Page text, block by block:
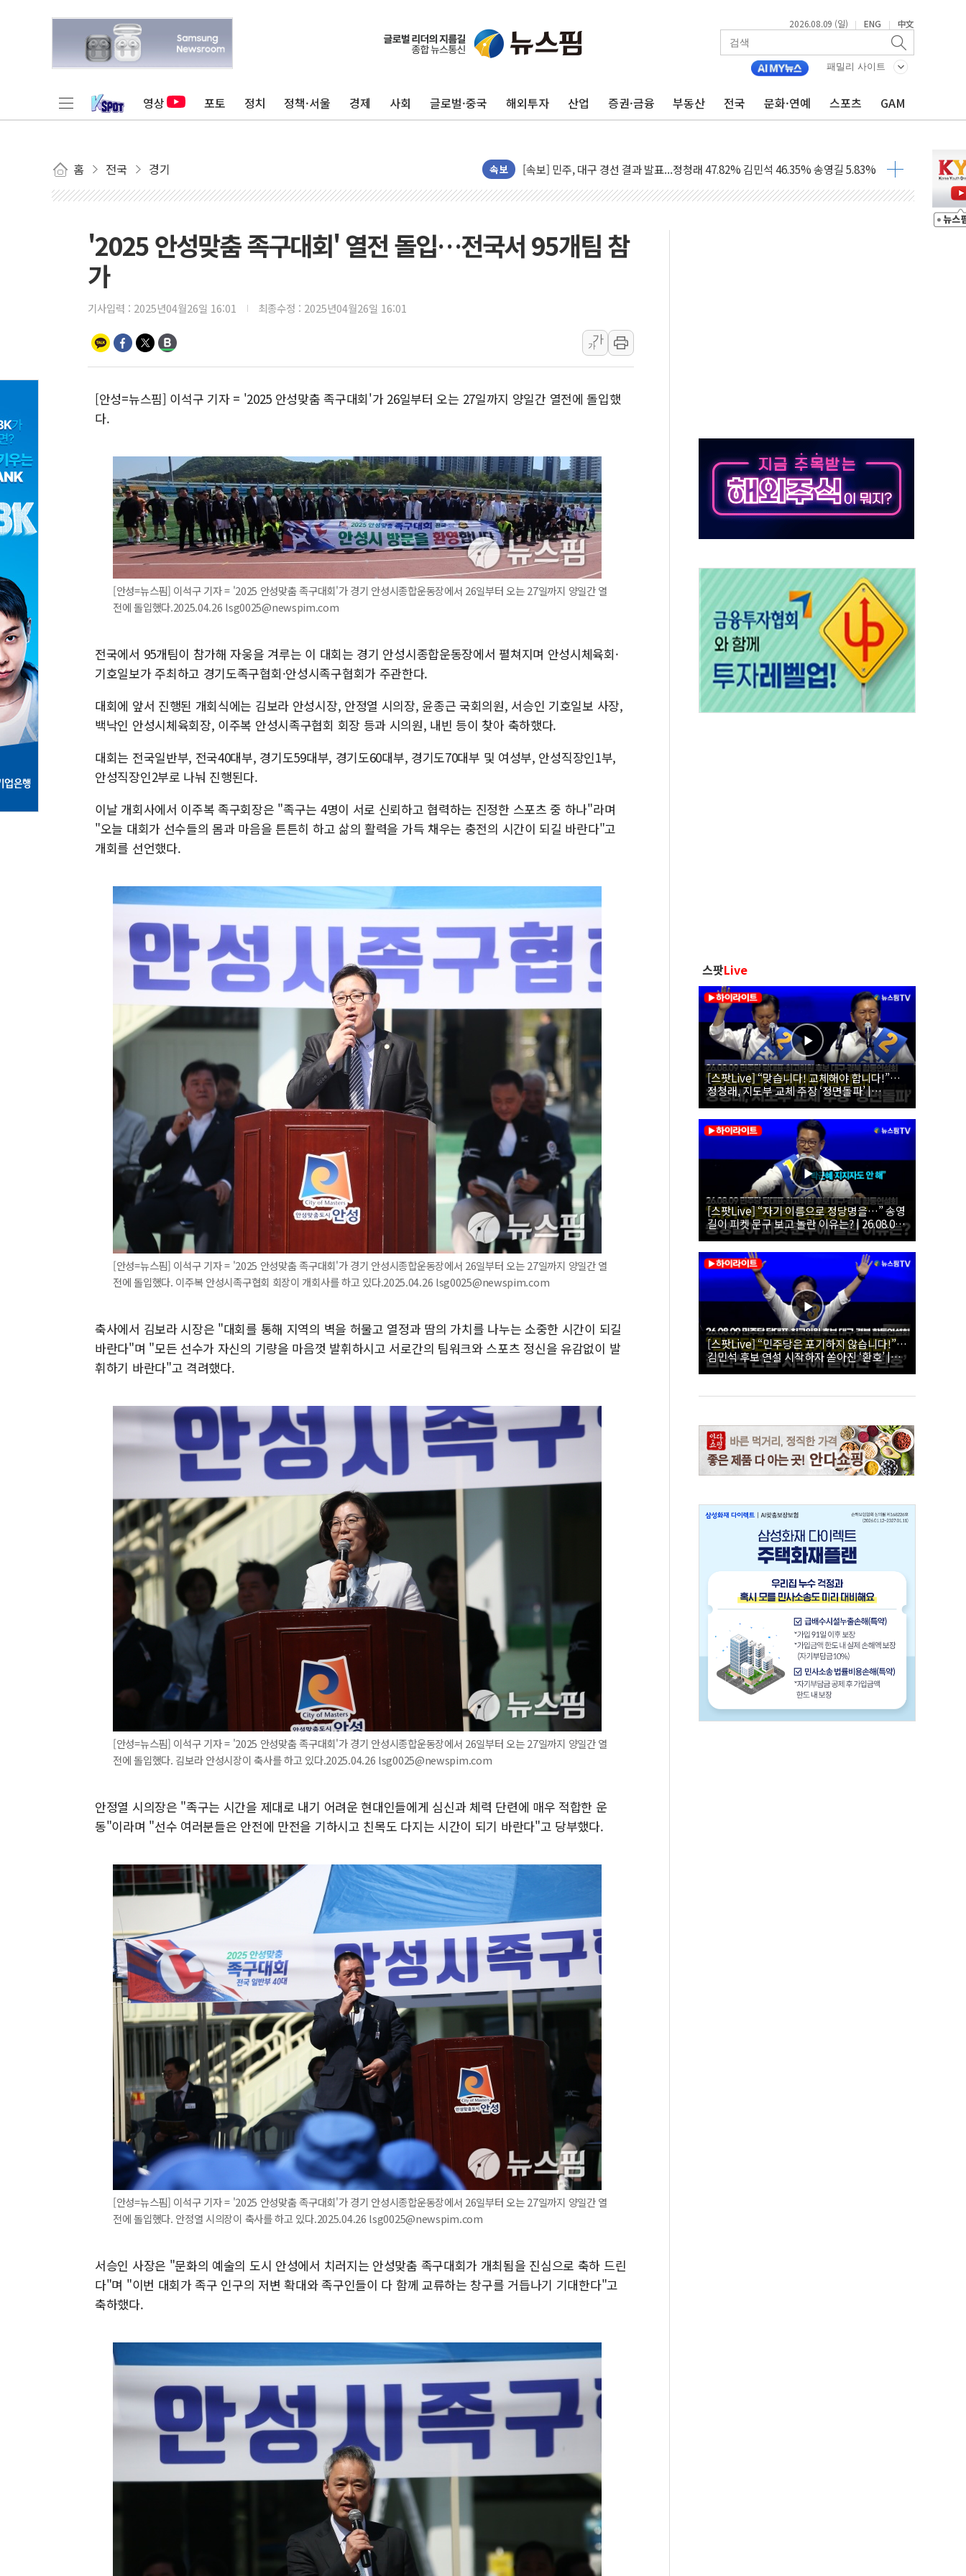
2026.08.09 (일) | ENG | 中文
패밀리 사이트
영상 포토 정치 정책·서울 경제 사회 글로벌·중국 해외투자 산업 증권·금융 부동산 전국 문화·연예 스포츠 GAM
홈 전국 경기 속보
[속보] 민주, 강원·대구·경북 경선 결과...김민석 48.54% 정청래 44.40%
[속보] 민주, 경북 경선 결과 발표...김민석 47.37% 정청래 45.71% 송영길 6.92%
[속보] 민주, 강원 경선 결과 발표...김민석 50.30% 정청래 41.94% 송영길 7.76%
정재헌 CEO, SKT 장기고객 400명 맞이…"마음 잇는 시간 되길"
하나금융, 명동 소상공인에 '행복상자' 전달
인천시 광복절 현수막 '태극기 거꾸로' 논란…이틀만에 철거
'호우·산사태 주의보' 울진 시간당 30mm 강한 비...호우 피해 없어
여야, 황희 '버스 하우스' 공방…野 "청년 우롱 기괴" vs 與 "송구한 해프닝"
현대그린푸드 '텍사스로드하우스' 잠실점, 직장인 핫플레이스로 부상
"AI가 먼저 알아채고 고친다"…LG유플러스, AI 홈네트워크 구현 첫발
삼성전자, 美국립연구소와 영하 30도 극저온 난방기술 개발한다
'2025 안성맞춤 족구대회' 열전 돌입…전국서 95개팀 참
가
기사입력 : 2025년04월26일 16:01 최종수정 : 2025년04월26일 16:01
가
가
[안성=뉴스핌] 이석구 기자 = '2025 안성맞춤 족구대회'가 26일부터 오는 27일까지 양일간 열전에 돌입했
다.
[안성=뉴스핌] 이석구 기자 = '2025 안성맞춤 족구대회'가 경기 안성시종합운동장에서 26일부터 오는 27일까지 양일간 열
전에 돌입했다.2025.04.26 lsg0025@newspim.com
전국에서 95개팀이 참가해 자웅을 겨루는 이 대회는 경기 안성시종합운동장에서 펼쳐지며 안성시체육회·
기호일보가 주최하고 경기도족구협회·안성시족구협회가 주관한다.
대회에 앞서 진행된 개회식에는 김보라 안성시장, 안정열 시의장, 윤종근 국회의원, 서승인 기호일보 사장,
백낙인 안성시체육회장, 이주복 안성시족구협회 회장 등과 시의원, 내빈 등이 찾아 축하했다.
대회는 전국일반부, 전국40대부, 경기도59대부, 경기도60대부, 경기도70대부 및 여성부, 안성직장인1부,
안성직장인2부로 나눠 진행된다.
이날 개회사에서 이주복 족구회장은 "족구는 4명이 서로 신뢰하고 협력하는 진정한 스포츠 중 하나"라며
"오늘 대회가 선수들의 몸과 마음을 튼튼히 하고 삶의 활력을 가득 채우는 충전의 시간이 되길 바란다"고
개회를 선언했다.
[안성=뉴스핌] 이석구 기자 = '2025 안성맞춤 족구대회'가 경기 안성시종합운동장에서 26일부터 오는 27일까지 양일간 열
전에 돌입했다. 이주복 안성시족구협회 회장이 개회사를 하고 있다.2025.04.26 lsg0025@newspim.com
축사에서 김보라 시장은 "대회를 통해 지역의 벽을 허물고 열정과 땀의 가치를 나누는 소중한 시간이 되길
바란다"며 "모든 선수가 자신의 기량을 마음껏 발휘하시고 서로간의 팀워크와 스포츠 정신을 유감없이 발
휘하기 바란다"고 격려했다.
[안성=뉴스핌] 이석구 기자 = '2025 안성맞춤 족구대회'가 경기 안성시종합운동장에서 26일부터 오는 27일까지 양일간 열
전에 돌입했다. 김보라 안성시장이 축사를 하고 있다.2025.04.26 lsg0025@newspim.com
안정열 시의장은 "족구는 시간을 제대로 내기 어려운 현대인들에게 심신과 체력 단련에 매우 적합한 운
동"이라며 "선수 여러분들은 안전에 만전을 기하시고 친목도 다지는 시간이 되기 바란다"고 당부했다.
[안성=뉴스핌] 이석구 기자 = '2025 안성맞춤 족구대회'가 경기 안성시종합운동장에서 26일부터 오는 27일까지 양일간 열
전에 돌입했다. 안정열 시의장이 축사를 하고 있다.2025.04.26 lsg0025@newspim.com
서승인 사장은 "문화의 예술의 도시 안성에서 치러지는 안성맞춤 족구대회가 개최됨을 진심으로 축하 드린
다"며 "이번 대회가 족구 인구의 저변 확대와 족구인들이 다 함께 교류하는 창구를 거듭나기 기대한다"고
축하했다.
스팟Live
[스팟Live] “맞습니다! 교체해야 합니다!”…
정청래, 지도부 교체 주장 ‘정면돌파’ |
26.08.09 더불어민주당 당대표·최고위원 후
보 대구·경북 합동연설회
[스팟Live] “자기 이름으로 정당명을…” 송영
길이 피켓 문구 보고 놀란 이유는? | 26.08.09
더불어민주당 당대표·최고위원 후보 대구·경
북 합동연설회
[스팟Live] “민주당은 포기하지 않습니다!”…
김민석 후보 연설 시작하자 쏟아진 ‘환호’ |
26.08.09 더불어민주당 당대표·최고위원 후